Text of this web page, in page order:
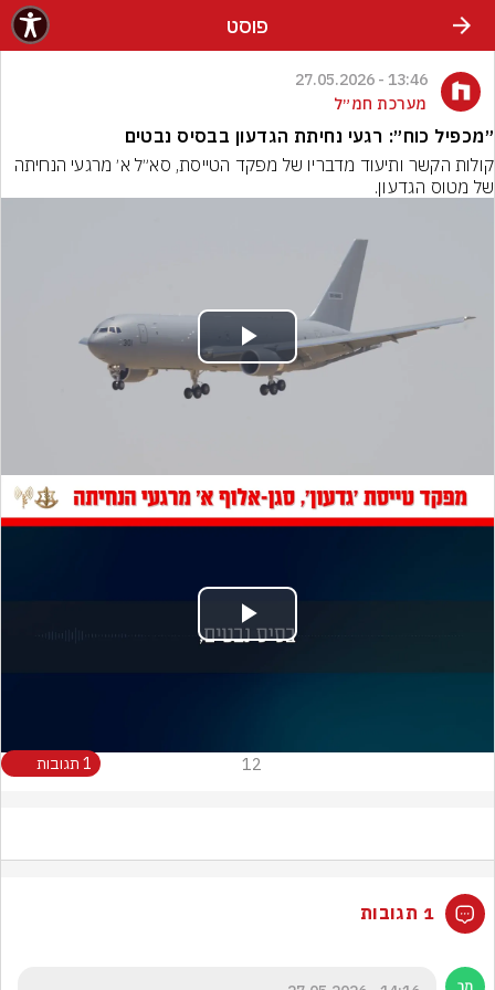
פוסט
13:46 - 27.05.2026
מערכת חמ״ל
״מכפיל כוח״: רגעי נחיתת הגדעון בבסיס נבטים
של מטוס הגדעון.
Play
Video
Play
12 1 תגובות
1 תגובות